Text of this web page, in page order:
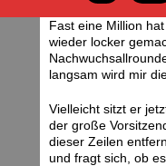
Fast eine Million
wieder locker
langsam wird mir
Vielleicht sitzt er
der große
dieser Zeilen
und fragt sich, ob